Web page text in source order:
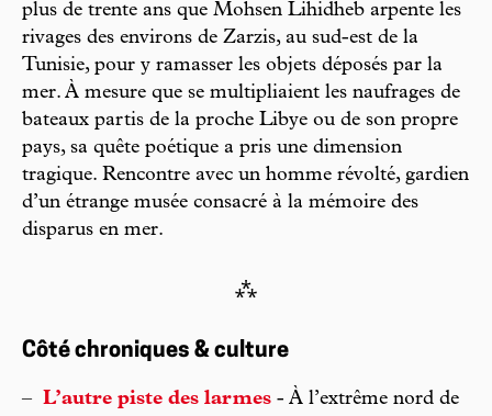
plus de trente ans que Mohsen Lihidheb arpente les
rivages des environs de Zarzis, au sud-est de la
Tunisie, pour y ramasser les objets déposés par la
mer. À mesure que se multipliaient les naufrages de
bateaux partis de la proche Libye ou de son propre
pays, sa quête poétique a pris une dimension
tragique. Rencontre avec un homme révolté, gardien
d’un étrange musée consacré à la mémoire des
disparus en mer.
⁂
Côté chroniques & culture
– L’autre piste des larmes - À l’extrême nord de